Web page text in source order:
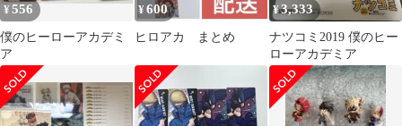
¥556
僕のヒーローアカデミ
ア
¥600
ヒロアカ まとめ
¥3,333
ナツコミ2019 僕のヒー
ローアカデミア